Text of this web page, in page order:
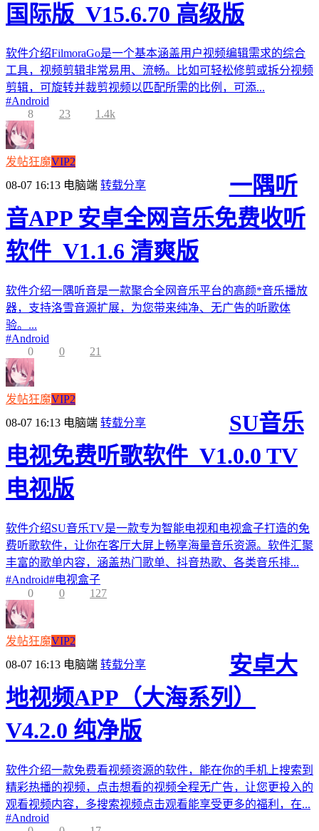
国际版_V15.6.70 高级版
软件介绍FilmoraGo是一个基本涵盖用户视频编辑需求的综合
工具，视频剪辑非常易用、流畅。比如可轻松修剪或拆分视频
剪辑，可旋转并裁剪视频以匹配所需的比例，可添...
#Android
8
23 1.4k
发帖狂魔VIP2
08-07 16:13 电脑端 转载分享
一隅听
音APP 安卓全网音乐免费收听
软件_V1.1.6 清爽版
软件介绍一隅听音是一款聚合全网音乐平台的高颜*音乐播放
器，支持洛雪音源扩展，为您带来纯净、无广告的听歌体
验。...
#Android
0
0 21
发帖狂魔VIP2
08-07 16:13 电脑端 转载分享
SU音乐
电视免费听歌软件_V1.0.0 TV
电视版
软件介绍SU音乐TV是一款专为智能电视和电视盒子打造的免
费听歌软件，让你在客厅大屏上畅享海量音乐资源。软件汇聚
丰富的歌单内容，涵盖热门歌单、抖音热歌、各类音乐排...
#Android#电视盒子
0
0 127
发帖狂魔VIP2
08-07 16:13 电脑端 转载分享
安卓大
地视频APP（大海系列）
V4.2.0 纯净版
软件介绍一款免费看视频资源的软件，能在你的手机上搜索到
精彩热播的视频，点击想看的视频全程无广告，让您更投入的
观看视频内容，多搜索视频点击观看能享受更多的福利，在...
#Android